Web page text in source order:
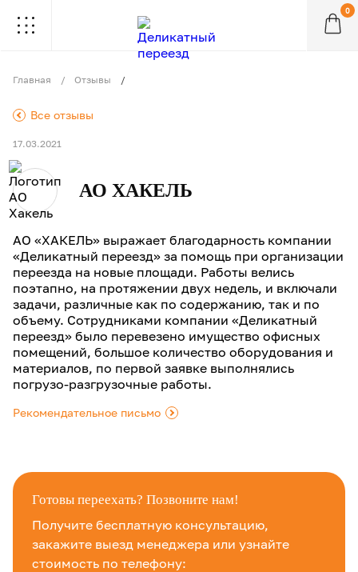
. . .
. . .
0
Главная Отзывы
Все отзывы
.
17.03.2021
АО ХАКЕЛЬ
АО «ХАКЕЛЬ» выражает благодарность компании
«Деликатный переезд» за помощь при организации
переезда на новые площади. Работы велись
поэтапно, на протяжении двух недель, и включали
задачи, различные как по содержанию, так и по
объему. Сотрудниками компании «Деликатный
переезд» было перевезено имущество офисных
помещений, большое количество оборудования и
материалов, по первой заявке выполнялись
погрузо-разгрузочные работы.
Рекомендательное письмо .
Готовы переехать? Позвоните нам!
Получите бесплатную консультацию,
закажите выезд менеджера или узнайте
стоимость по телефону: